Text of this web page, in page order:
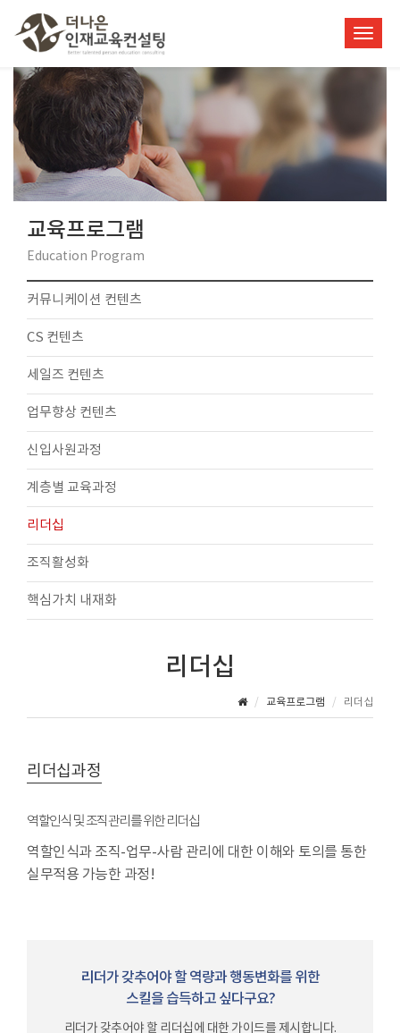
교육프로그램
Education Program
커뮤니케이션 컨텐츠
CS 컨텐츠
세일즈 컨텐츠
업무향상 컨텐츠
신입사원과정
계층별 교육과정
리더십
조직활성화
핵심가치 내재화
리더십
교육프로그램 리더십
리더십과정
역할인식 및 조직관리를 위한 리더십
역할인식과 조직-업무-사람 관리에 대한 이해와 토의를 통한
실무적용 가능한 과정!
리더가 갖추어야 할 역량과 행동변화를 위한
스킬을 습득하고 싶다구요?
리더가 갖추어야 할 리더십에 대한 가이드를 제시합니다.